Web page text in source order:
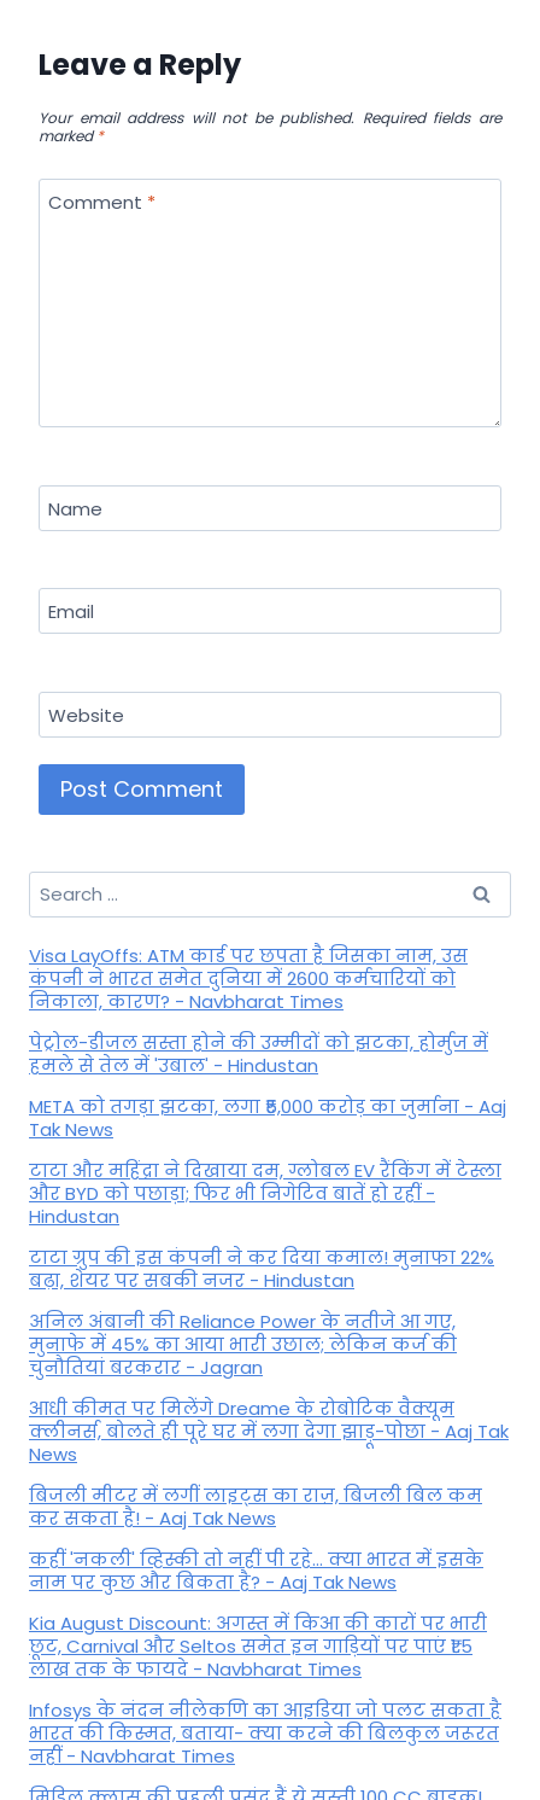
Leave a Reply
Your email address will not be published. Required fields are
marked*
Comment *
Name
Email
Website
Search
for:
Visa LayOffs: ATM कार्ड पर छपता है जिसका नाम, उस
कंपनी ने भारत समेत दुनिया में 2600 कर्मचारियों को
निकाला, कारण? - Navbharat Times
पेट्रोल-डीजल सस्ता होने की उम्मीदों को झटका, होर्मुज में
हमले से तेल में 'उबाल' - Hindustan
META को तगड़ा झटका, लगा ₹5,000 करोड़ का जुर्माना - Aaj
Tak News
टाटा और महिंद्रा ने दिखाया दम, ग्लोबल EV रैंकिंग में टेस्ला
और BYD को पछाड़ा; फिर भी निगेटिव बातें हो रहीं -
Hindustan
टाटा ग्रुप की इस कंपनी ने कर दिया कमाल! मुनाफा 22%
बढ़ा, शेयर पर सबकी नजर - Hindustan
अनिल अंबानी की Reliance Power के नतीजे आ गए,
मुनाफे में 45% का आया भारी उछाल; लेकिन कर्ज की
चुनौतियां बरकरार - Jagran
आधी कीमत पर मिलेंगे Dreame के रोबोटिक वैक्यूम
क्लीनर्स, बोलते ही पूरे घर में लगा देगा झाड़ू-पोछा - Aaj Tak
News
बिजली मीटर में लगीं लाइट्स का राज़, बिजली बिल कम
कर सकता है! - Aaj Tak News
कहीं 'नकली' व्हिस्की तो नहीं पी रहे... क्या भारत में इसके
नाम पर कुछ और बिकता है? - Aaj Tak News
Kia August Discount: अगस्त में किआ की कारों पर भारी
छूट, Carnival और Seltos समेत इन गाड़ियों पर पाएं ₹1.5
लाख तक के फायदे - Navbharat Times
Infosys के नंदन नीलेकणि का आइडिया जो पलट सकता है
भारत की किस्मत, बताया- क्या करने की बिलकुल जरूरत
नहीं - Navbharat Times